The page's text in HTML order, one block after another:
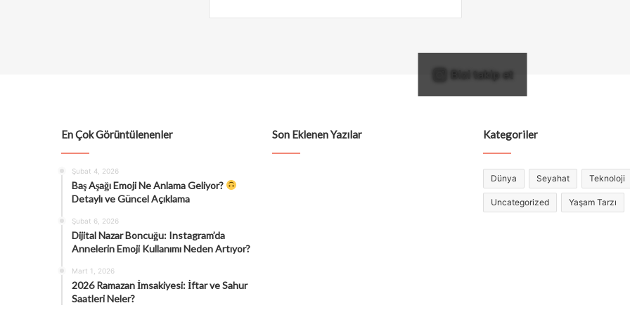
Bizi takip et
En Çok Görüntülenenler
Şubat 4, 2026
Baş Aşağı Emoji Ne Anlama Geliyor?
Detaylı ve Güncel Açıklama
Şubat 6, 2026
Dijital Nazar Boncuğu: Instagram’da
Annelerin Emoji Kullanımı Neden Artıyor?
Mart 1, 2026
2026 Ramazan İmsakiyesi: İftar ve Sahur
Saatleri Neler?
Son Eklenen Yazılar Kategoriler
Dünya Seyahat Teknoloji
Uncategorized Yaşam Tarzı